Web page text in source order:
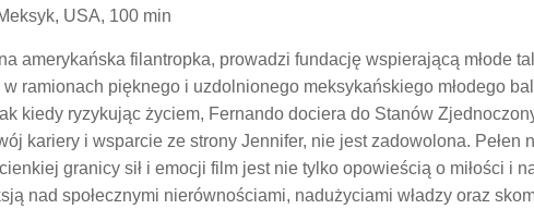
USA, 100 min
amerykańska filantropka, prowadzi fundację wspierającą młode
w ramionach pięknego i uzdolnionego meksykańskiego młodego
kiedy ryzykując życiem, Fernando dociera do Stanów
kariery i wsparcie ze strony Jennifer, nie jest zadowolona. Pełen
granicy sił i emocji film jest nie tylko opowieścią o miłości i
nad społecznymi nierównościami, nadużyciami władzy oraz